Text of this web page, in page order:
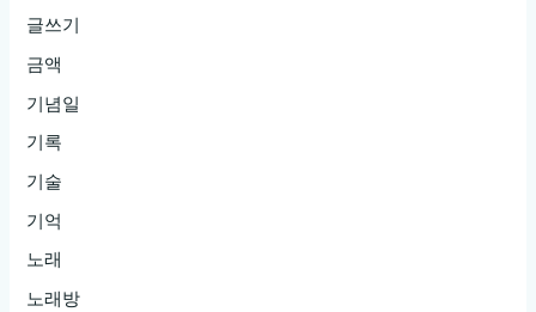
글쓰기
금액
기념일
기록
기술
기억
노래
노래방